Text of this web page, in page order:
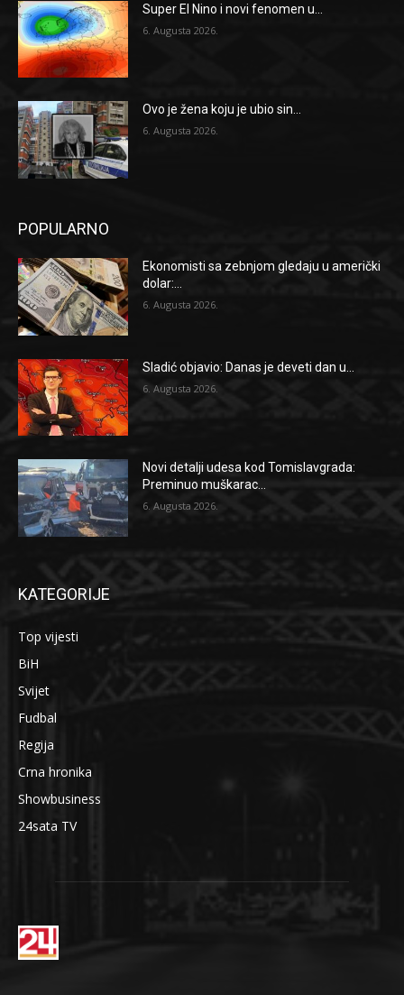
Super El Nino i novi fenomen u...
6. Augusta 2026.
Ovo je žena koju je ubio sin...
6. Augusta 2026.
POPULARNO
Ekonomisti sa zebnjom gledaju u američki
dolar:...
6. Augusta 2026.
Sladić objavio: Danas je deveti dan u...
6. Augusta 2026.
Novi detalji udesa kod Tomislavgrada:
Preminuo muškarac...
6. Augusta 2026.
KATEGORIJE
Top vijesti
BiH
Svijet
Fudbal
Regija
Crna hronika
Showbusiness
24sata TV